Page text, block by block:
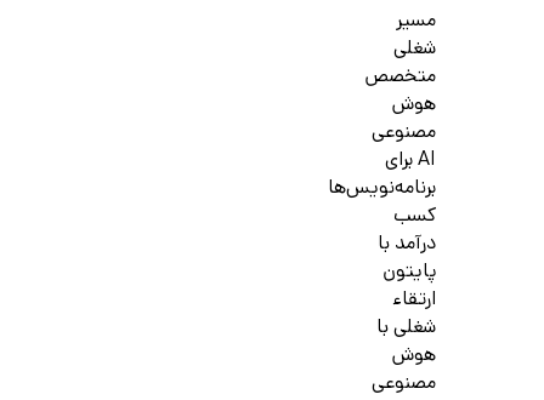
مسیر
شغلی
متخصص
هوش
مصنوعی
AI برای
برنامه‌نویس‌ها
کسب
درآمد با
پایتون
ارتقاء
شغلی با
هوش
مصنوعی